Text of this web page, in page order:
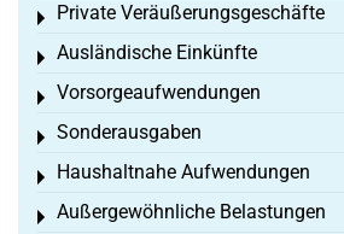
Private Veräußerungsgeschäfte
Toggle menu
Ausländische Einkünfte
Toggle menu
Vorsorgeaufwendungen
Toggle menu
Sonderausgaben
Toggle menu
Haushaltnahe Aufwendungen
Toggle menu
Außergewöhnliche Belastungen
Toggle menu